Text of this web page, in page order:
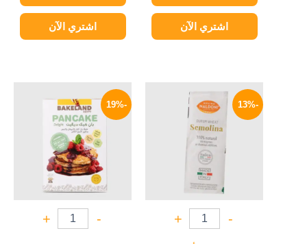
اشتري الآن اشتري الآن
-13%
-
+
الأصلي
هو:
200 EGP.
الحالي
هو:
174 EGP.
-19%
-
+
الأصلي
هو:
80 EGP.
الحالي
هو:
65 EGP.